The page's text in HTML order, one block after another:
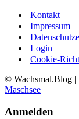
Kontakt
Impressum
Login
Cookie-
© Wachsmal.Blog |
Maschsee
Anmelden